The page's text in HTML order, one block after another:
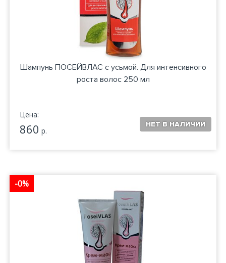
Шампунь ПОСЕЙВЛАС с усьмой. Для интенсивного
роста волос 250 мл
Цена:
860 р.
-0%